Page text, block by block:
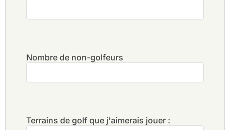
Nombre de non-golfeurs
Terrains de golf que j'aimerais jouer :